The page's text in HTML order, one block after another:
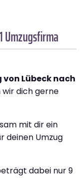
Umzugsfirma
von Lübeck nach
dich gerne
mit dir ein
deinen Umzug
dabei nur 9